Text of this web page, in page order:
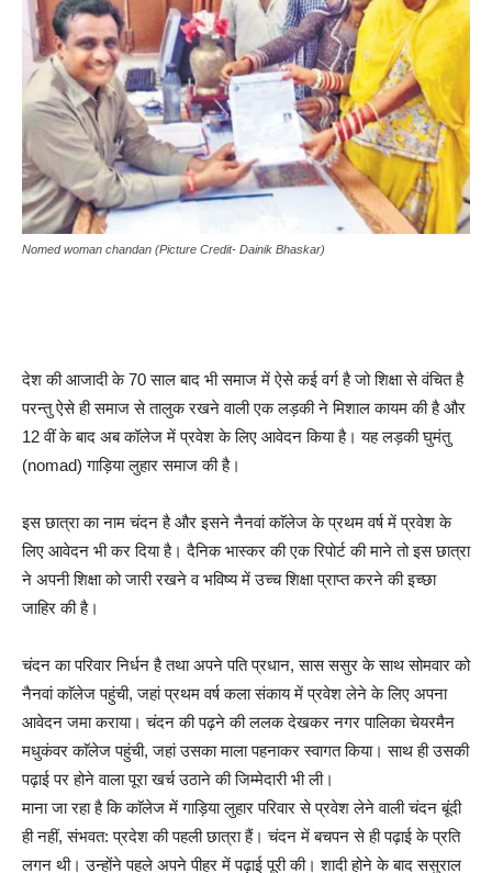
Nomed woman chandan (Picture Credit- Dainik Bhaskar)
देश की आजादी के 70 साल बाद भी समाज में ऐसे कई वर्ग है जो शिक्षा से वंचित है
परन्तु ऐसे ही समाज से तालुक रखने वाली एक लड़की ने मिशाल कायम की है और
12 वीं के बाद अब कॉलेज में प्रवेश के लिए आवेदन किया है। यह लड़की घुमंतु
(nomad) गाड़िया लुहार समाज की है।
इस छात्रा का नाम चंदन है और इसने नैनवां काॅलेज के प्रथम वर्ष में प्रवेश के
लिए आवेदन भी कर दिया है। दैनिक भास्कर की एक रिपोर्ट की माने तो इस छात्रा
ने अपनी शिक्षा को जारी रखने व भविष्य में उच्च शिक्षा प्राप्त करने की इच्छा
जाहिर की है।
चंदन का परिवार निर्धन है तथा अपने पति प्रधान, सास ससुर के साथ सोमवार को
नैनवां काॅलेज पहुंची, जहां प्रथम वर्ष कला संकाय में प्रवेश लेने के लिए अपना
आवेदन जमा कराया। चंदन की पढ़ने की ललक देखकर नगर पालिका चेयरमैन
मधुकंवर काॅलेज पहुंची, जहां उसका माला पहनाकर स्वागत किया। साथ ही उसकी
पढ़ाई पर होने वाला पूरा खर्च उठाने की जिम्मेदारी भी ली।
माना जा रहा है कि काॅलेज में गाड़िया लुहार परिवार से प्रवेश लेने वाली चंदन बूंदी
ही नहीं, संभवत: प्रदेश की पहली छात्रा हैं। चंदन में बचपन से ही पढ़ाई के प्रति
लगन थी। उन्होंने पहले अपने पीहर में पढ़ाई पूरी की। शादी होने के बाद ससुराल